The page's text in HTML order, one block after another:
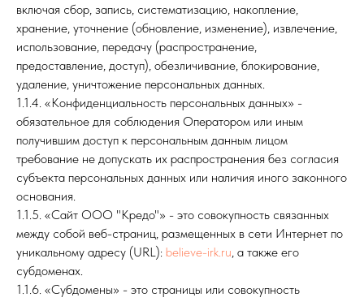
включая сбор, запись, систематизацию, накопление,
хранение, уточнение (обновление, изменение), извлечение,
использование, передачу (распространение,
предоставление, доступ), обезличивание, блокирование,
удаление, уничтожение персональных данных.
1.1.4. «Конфиденциальность персональных данных» -
обязательное для соблюдения Оператором или иным
получившим доступ к персональным данным лицом
требование не допускать их распространения без согласия
субъекта персональных данных или наличия иного законного
основания.
1.1.5. «Сайт ООО "Кредо"» - это совокупность связанных
между собой веб-страниц, размещенных в сети Интернет по
уникальному адресу (URL): believe-irk.ru , а также его
субдоменах.
1.1.6. «Субдомены» - это страницы или совокупность